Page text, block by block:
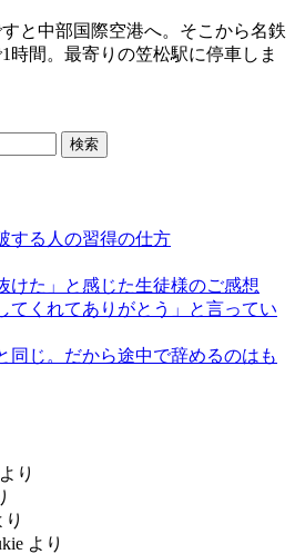
と中部国際空港へ。そこから名鉄
時間。最寄りの笠松駅に停車しま
する人の習得の仕方
けた」と感じた生徒様のご感想
てくれてありがとう」と言ってい
同じ。だから途中で辞めるのはも
より
り
より